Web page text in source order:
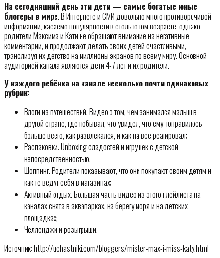
На сегодняшний день эти дети — самые богатые юные
блогеры в мире. В Интернете и СМИ довольно много противоречивой
информации, касаемо популярности в столь юном возрасте, однако
родители Максима и Кати не обращают внимание на негативные
комментарии, и продолжают делать своих детей счастливыми,
транслируя их детство на миллионы экранов по всему миру. Основной
аудиторией канала являются дети 4-7 лет и их родители.
У каждого ребёнка на канале несколько почти одинаковых
рубрик:
Влоги из путешествий. Видео о том, чем занимался малыш в
другой стране, где побывал, что увидел, что ему понравилось
больше всего, как развлекался, и как на всё реагировал;
Распаковки. Unboxing сладостей и игрушек с детской
непосредственностью.
Шоппинг. Родители показывают, что они покупают своим детям и
как те ведут себя в магазинах;
Активный отдых. Большая часть видео из этого плейлиста на
каналах снята в аквапарках, на берегу моря и на детских
площадках;
Челленджи и розыгрыши.
Источник: http://uchastniki.com/bloggers/mister-max-i-miss-katy.html